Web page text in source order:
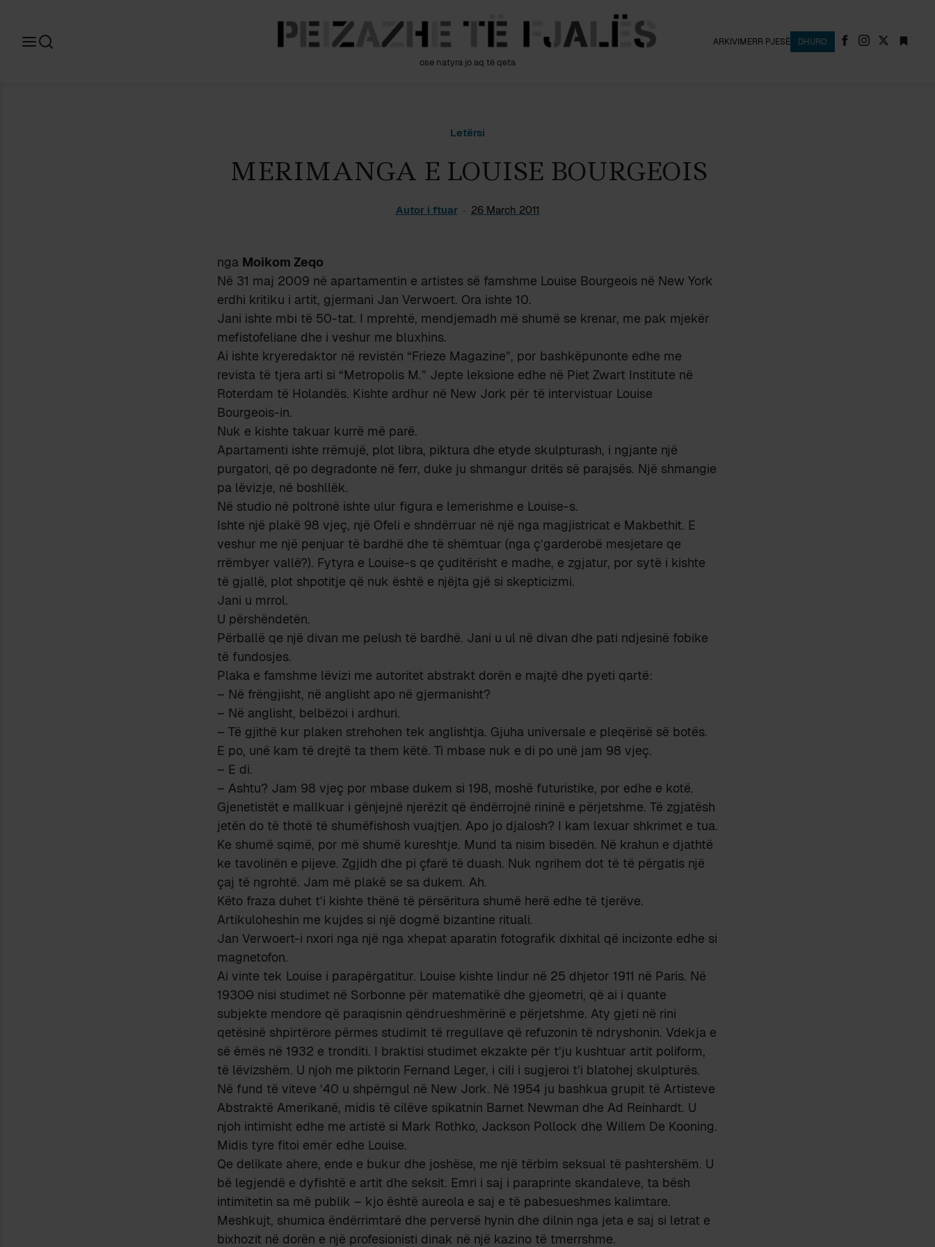
ose natyra jo aq të qeta
ARKIVIMERR PJESË DHURO
Letërsi
MERIMANGA E LOUISE BOURGEOIS
Autor i ftuar 26 March 2011
nga Moikom Zeqo
Në 31 maj 2009 në apartamentin e artistes së famshme Louise Bourgeois në New York
erdhi kritiku i artit, gjermani Jan Verwoert. Ora ishte 10.
Jani ishte mbi të 50-tat. I mprehtë, mendjemadh më shumë se krenar, me pak mjekër
mefistofeliane dhe i veshur me bluxhins.
Ai ishte kryeredaktor në revistën “Frieze Magazine”, por bashkëpunonte edhe me
revista të tjera arti si “Metropolis M.” Jepte leksione edhe në Piet Zwart Institute në
Roterdam të Holandës. Kishte ardhur në New Jork për të intervistuar Louise
Bourgeois-in.
Nuk e kishte takuar kurrë më parë.
Apartamenti ishte rrëmujë, plot libra, piktura dhe etyde skulpturash, i ngjante një
purgatori, që po degradonte në ferr, duke ju shmangur dritës së parajsës. Një shmangie
pa lëvizje, në boshllëk.
Në studio në poltronë ishte ulur figura e lemerishme e Louise-s.
Ishte një plakë 98 vjeç, një Ofeli e shndërruar në një nga magjistricat e Makbethit. E
veshur me një penjuar të bardhë dhe të shëmtuar (nga ç’garderobë mesjetare qe
rrëmbyer vallë?). Fytyra e Louise-s qe çuditërisht e madhe, e zgjatur, por sytë i kishte
të gjallë, plot shpotitje që nuk është e njëjta gjë si skepticizmi.
Jani u mrrol.
U përshëndetën.
Përballë qe një divan me pelush të bardhë. Jani u ul në divan dhe pati ndjesinë fobike
të fundosjes.
Plaka e famshme lëvizi me autoritet abstrakt dorën e majtë dhe pyeti qartë:
– Në frëngjisht, në anglisht apo në gjermanisht?
– Në anglisht, belbëzoi i ardhuri.
– Të gjithë kur plaken strehohen tek anglishtja. Gjuha universale e pleqërisë së botës.
E po, unë kam të drejtë ta them këtë. Ti mbase nuk e di po unë jam 98 vjeç.
– E di.
– Ashtu? Jam 98 vjeç por mbase dukem si 198, moshë futuristike, por edhe e kotë.
Gjenetistët e mallkuar i gënjejnë njerëzit që ëndërrojnë rininë e përjetshme. Të zgjatësh
jetën do të thotë të shumëfishosh vuajtjen. Apo jo djalosh? I kam lexuar shkrimet e tua.
Ke shumë sqimë, por më shumë kureshtje. Mund ta nisim bisedën. Në krahun e djathtë
ke tavolinën e pijeve. Zgjidh dhe pi çfarë të duash. Nuk ngrihem dot të të përgatis një
çaj të ngrohtë. Jam më plakë se sa dukem. Ah.
Këto fraza duhet t’i kishte thënë të përsëritura shumë herë edhe të tjerëve.
Artikuloheshin me kujdes si një dogmë bizantine rituali.
Jan Verwoert-i nxori nga një nga xhepat aparatin fotografik dixhital që incizonte edhe si
magnetofon.
Ai vinte tek Louise i parapërgatitur. Louise kishte lindur në 25 dhjetor 1911 në Paris. Në
19300 nisi studimet në Sorbonne për matematikë dhe gjeometri, që ai i quante
subjekte mendore që paraqisnin qëndrueshmërinë e përjetshme. Aty gjeti në rini
qetësinë shpirtërore përmes studimit të rregullave që refuzonin të ndryshonin. Vdekja e
së ëmës në 1932 e tronditi. I braktisi studimet ekzakte për t’ju kushtuar artit poliform,
të lëvizshëm. U njoh me piktorin Fernand Leger, i cili i sugjeroi t’i blatohej skulpturës.
Në fund të viteve ’40 u shpërngul në New Jork. Në 1954 ju bashkua grupit të Artisteve
Abstraktë Amerikanë, midis të cilëve spikatnin Barnet Newman dhe Ad Reinhardt. U
njoh intimisht edhe me artistë si Mark Rothko, Jackson Pollock dhe Willem De Kooning.
Midis tyre fitoi emër edhe Louise.
Qe delikate ahere, ende e bukur dhe joshëse, me një tërbim seksual të pashtershëm. U
bë legjendë e dyfishtë e artit dhe seksit. Emri i saj i paraprinte skandaleve, ta bësh
intimitetin sa më publik – kjo është aureola e saj e të pabesueshmes kalimtare.
Meshkujt, shumica ëndërrimtarë dhe perversë hynin dhe dilnin nga jeta e saj si letrat e
bixhozit në dorën e një profesionisti dinak në një kazino të tmerrshme.